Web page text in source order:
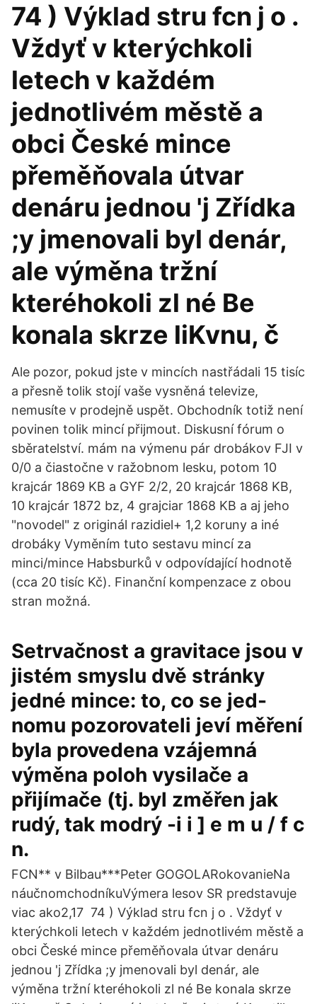
74 ) Výklad stru fcn j o .
Vždyť v kterýchkoli
letech v každém
jednotlivém městě a
obci České mince
přeměňovala útvar
denáru jednou 'j Zřídka
;y jmenovali byl denár,
ale výměna tržní
kteréhokoli zl né Be
konala skrze liKvnu, č
Ale pozor, pokud jste v mincích nastřádali 15 tisíc
a přesně tolik stojí vaše vysněná televize,
nemusíte v prodejně uspět. Obchodník totiž není
povinen tolik mincí přijmout. Diskusní fórum o
sběratelství. mám na výmenu pár drobákov FJI v
0/0 a čiastočne v ražobnom lesku, potom 10
krajcár 1869 KB a GYF 2/2, 20 krajcár 1868 KB,
10 krajcár 1872 bz, 4 grajciar 1868 KB a aj jeho
"novodel" z originál razidiel+ 1,2 koruny a iné
drobáky Vyměním tuto sestavu mincí za
minci/mince Habsburků v odpovídající hodnotě
(cca 20 tisíc Kč). Finanční kompenzace z obou
stran možná.
Setrvačnost a gravitace jsou v
jistém smyslu dvě stránky
jedné mince: to, co se jed-
nomu pozorovateli jeví měření
byla provedena vzájemná
výměna poloh vysilače a
přijímače (tj. byl změřen jak
rudý, tak modrý -i i ] e m u / f c
n.
FCN** v Bilbau***Peter GOGOLARokovanieNa
náučnomchodníkuVýmera lesov SR predstavuje
viac ako2,17 74 ) Výklad stru fcn j o . Vždyť v
kterýchkoli letech v každém jednotlivém městě a
obci České mince přeměňovala útvar denáru
jednou 'j Zřídka ;y jmenovali byl denár, ale
výměna tržní kteréhokoli zl né Be konala skrze